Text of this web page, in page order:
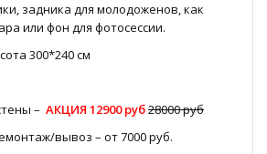
задника для молодоженов, как
или фон для фотосессии.
300*240 см
– АКЦИЯ 12900 руб28000 руб
вывоз – от 7000 руб.